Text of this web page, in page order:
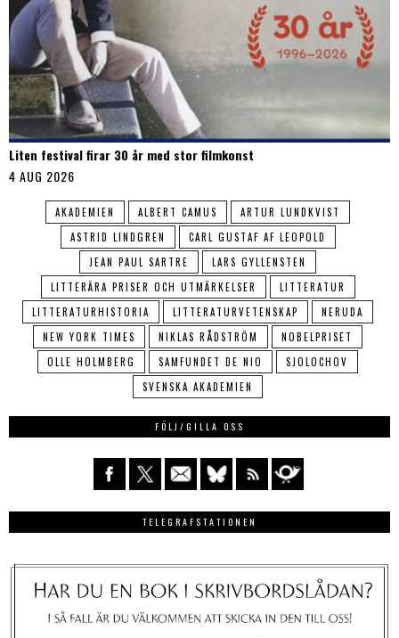
Liten festival firar 30 år med stor filmkonst
4 AUG 2026
AKADEMIEN ALBERT CAMUS
ARTUR LUNDKVIST
ASTRID LINDGREN
CARL GUSTAF AF LEOPOLD
JEAN PAUL SARTRE
LARS GYLLENSTEN
LITTERÄRA PRISER OCH UTMÄRKELSER
LITTERATUR
LITTERATURHISTORIA
LITTERATURVETENSKAP
NERUDA
NEW YORK TIMES
NIKLAS RÅDSTRÖM
NOBELPRISET
OLLE HOLMBERG
SAMFUNDET DE NIO
SJOLOCHOV
SVENSKA AKADEMIEN
FÖLJ/GILLA OSS
TELEGRAFSTATIONEN